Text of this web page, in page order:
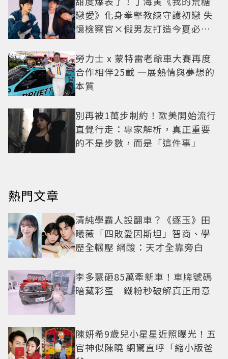
戀愛》化身拳擊教練守護初戀 失
憶檢察官×假男友打造今夏必看
勞力士 x 蒙特雷老爺車大賽再度
合作相伴25載 一展熱情與夢想的
本質
別再被1萬步制約！歐美開始流行
直覺行走：專家解析，真正重要
的不是步數，而是「這件事」
熱門文章
清純學霸人設翻車？《逐玉》田
曦薇「四敗愛因斯坦」智商、學
歷全輾壓 網酸：天才全靠旁白
李多慧砸85萬牽新車！車牌號碼
暗藏彩蛋 鐵粉秒破解真正用意
陳妍希9歲兒小星星近照曝光！五
官神似陳曉 網驚直呼「縮小版爸